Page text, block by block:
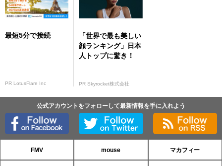
最短5分で接続
PR LotusFlare Inc
「世界で最も美しい
顔ランキング」日本
人トップに驚き！
PR Skyrocket株式会社
公式アカウントをフォローして最新情報を手に入れよう
FMV mouse マカフィー